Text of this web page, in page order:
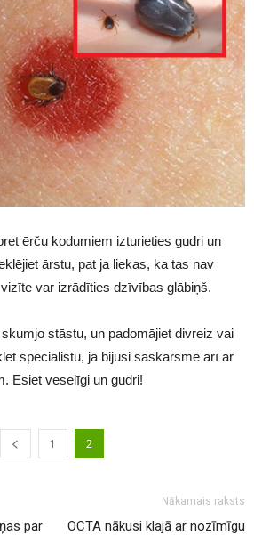
ērču kodumiem izturieties gudri un
ārstu, pat ja liekas, ka tas nav
var izrādīties dzīvības glābiņš.
stāstu, un padomājiet divreiz vai
speciālistu, ja bijusi saskarsme arī ar
Esiet veselīgi un gudri!
1 2
par
Nākamais raksts
OCTA nākusi klajā ar nozīmīgu